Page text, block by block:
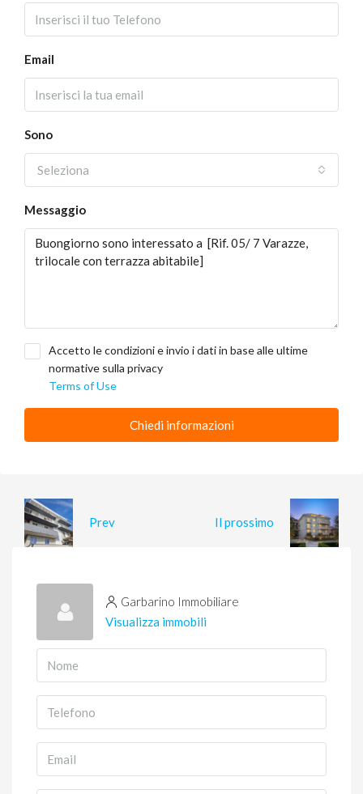
Email
Sono
Seleziona
Messaggio
Accetto le condizioni e invio i dati in base alle ultime
normative sulla privacy
Terms of Use
Chiedi informazioni
Prev Il prossimo
Garbarino Immobiliare
Visualizza immobili